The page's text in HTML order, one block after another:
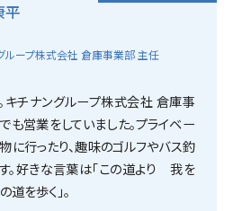
平
ループ株式会社 倉庫事業部 主任
キチナングループ株式会社 倉庫事
も営業をしていました。プライベー
に行ったり、趣味のゴルフやバス釣
。好きな言葉は「この道より 我を
を歩く」。